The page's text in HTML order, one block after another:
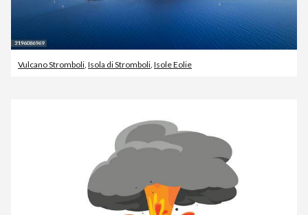
Vulcano Stromboli Isola di Stromboli Isole Eolie